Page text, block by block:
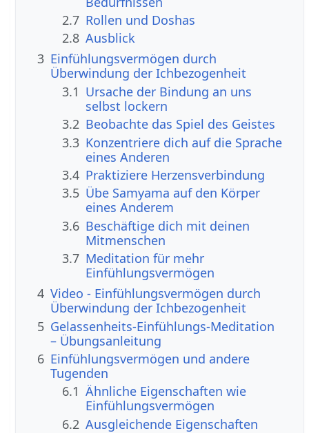
2.7 Rollen und Doshas
2.8 Ausblick
3 Einfühlungsvermögen durch
Überwindung der Ichbezogenheit
3.1 Ursache der Bindung an uns
selbst lockern
3.2 Beobachte das Spiel des Geistes
3.3 Konzentriere dich auf die Sprache
eines Anderen
3.4 Praktiziere Herzensverbindung
3.5 Übe Samyama auf den Körper
eines Anderem
3.6 Beschäftige dich mit deinen
Mitmenschen
3.7 Meditation für mehr
Einfühlungsvermögen
4 Video - Einfühlungsvermögen durch
Überwindung der Ichbezogenheit
5 Gelassenheits-Einfühlungs-Meditation
– Übungsanleitung
6 Einfühlungsvermögen und andere
Tugenden
6.1 Ähnliche Eigenschaften wie
Einfühlungsvermögen
6.2 Ausgleichende Eigenschaften